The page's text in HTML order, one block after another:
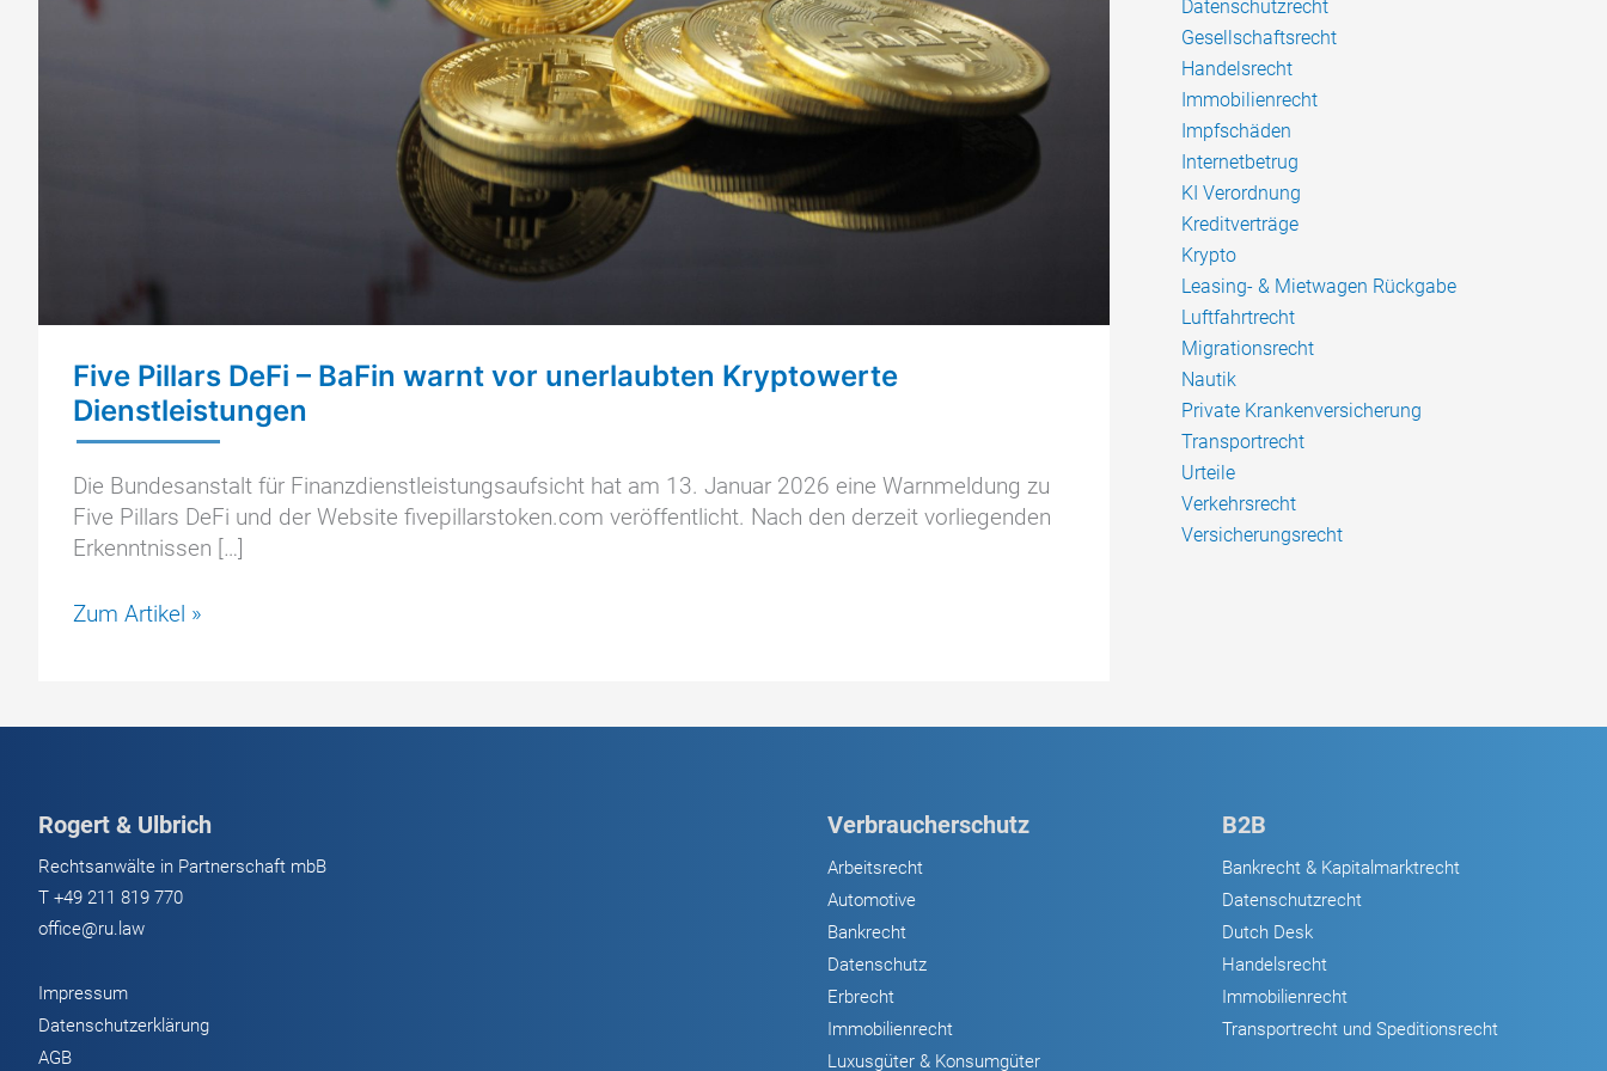
Five Pillars DeFi – BaFin warnt vor unerlaubten Kryptowerte
Dienstleistungen
Die Bundesanstalt für Finanzdienstleistungsaufsicht hat am 13. Januar 2026 eine Warnmeldung zu
Five Pillars DeFi und der Website fivepillarstoken.com veröffentlicht. Nach den derzeit vorliegenden
Erkenntnissen […]
Five
unerlaubten
Kryptowerte
Dienstleistungen
Zum Artikel »
Datenschutzrecht
Gesellschaftsrecht
Handelsrecht
Immobilienrecht
Impfschäden
Internetbetrug
KI Verordnung
Kreditverträge
Krypto
Leasing- & Mietwagen Rückgabe
Luftfahrtrecht
Migrationsrecht
Nautik
Private Krankenversicherung
Transportrecht
Urteile
Verkehrsrecht
Versicherungsrecht
Rogert & Ulbrich
Rechtsanwälte in Partnerschaft mbB
T +49 211 819 770
office@ru.law
Impressum
Datenschutzerklärung
AGB
Verbraucherschutz
Arbeitsrecht
Automotive
Bankrecht
Datenschutz
Erbrecht
Immobilienrecht
Luxusgüter & Konsumgüter
B2B
Bankrecht & Kapitalmarktrecht
Datenschutzrecht
Dutch Desk
Handelsrecht
Immobilienrecht
Transportrecht und Speditionsrecht